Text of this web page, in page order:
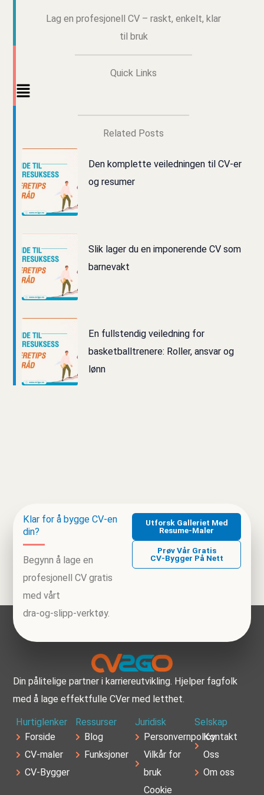
Lag en profesjonell CV – raskt, enkelt, klar
til bruk
Quick Links
Main
Related Posts
Den komplette veiledningen til CV-er
og resumer
Slik lager du en imponerende CV som
barnevakt
En fullstendig veiledning for
basketballtrenere: Roller, ansvar og
lønn
Klar for å bygge CV‑en
din?
Begynn å lage en
profesjonell CV gratis
med vårt
dra‑og‑slipp‑verktøy.
Utforsk Galleriet Med
Resume‑maler
Prøv Vår Gratis
CV‑bygger På Nett
Din pålitelige partner i karriereutvikling. Hjelper fagfolk
med å lage effektfulle CVer med letthet.
Hurtiglenker
Forside
CV-maler
CV‑Bygger
Ressurser
Blog
Funksjoner
Juridisk
Personvernpolicy
Vilkår for
bruk
Cookie
Selskap
Kontakt
Oss
Om oss